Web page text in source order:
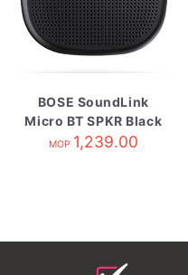
BOSE SoundLink
Micro BT SPKR Black
A/B/K板1有陳列架
MOP 1,239.00